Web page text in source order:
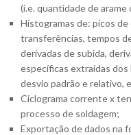
(i.e. quantidade de
Histogramas de: picos
transferências, tempos
derivadas de subida,
específicas extraídas
desvio padrão e relativo,
Ciclograma corrente x
processo de soldagem;
Exportação de dados na